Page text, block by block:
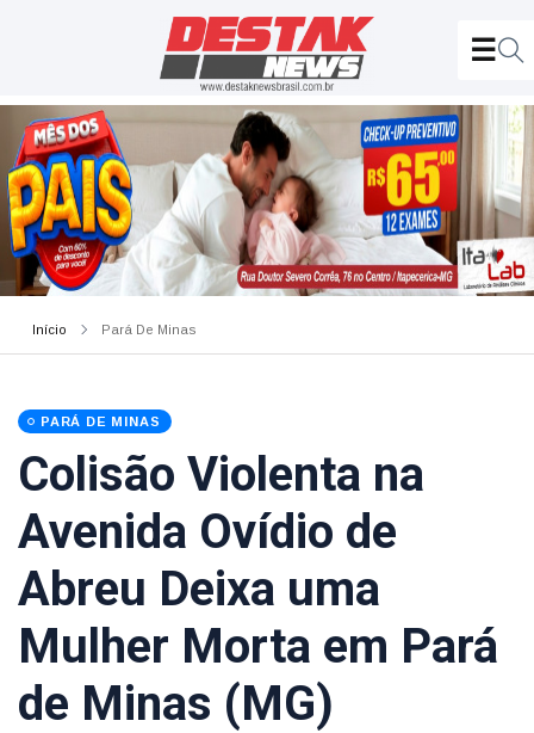
Início Pará De Minas
PARÁ DE MINAS
Colisão Violenta na
Avenida Ovídio de
Abreu Deixa uma
Mulher Morta em Pará
de Minas (MG)